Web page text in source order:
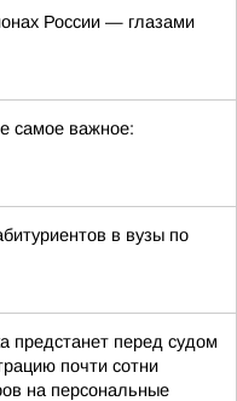
России — глазами
самое важное:
в вузы по
предстанет перед судом
почти сотни
на персональные